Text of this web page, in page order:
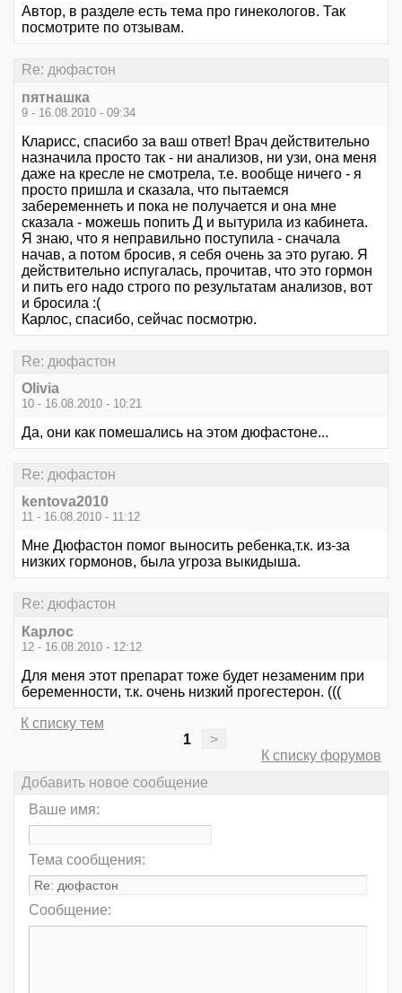
Автор, в разделе есть тема про гинекологов. Так
посмотрите по отзывам.
Re: дюфастон
пятнашка
9 - 16.08.2010 - 09:34
Кларисс, спасибо за ваш ответ! Врач действительно
назначила просто так - ни анализов, ни узи, она меня
даже на кресле не смотрела, т.е. вообще ничего - я
просто пришла и сказала, что пытаемся
забеременнеть и пока не получается и она мне
сказала - можешь попить Д и вытурила из кабинета.
Я знаю, что я неправильно поступила - сначала
начав, а потом бросив, я себя очень за это ругаю. Я
действительно испугалась, прочитав, что это гормон
и пить его надо строго по результатам анализов, вот
и бросила :(
Карлос, спасибо, сейчас посмотрю.
Re: дюфастон
Olivia
10 - 16.08.2010 - 10:21
Да, они как помешались на этом дюфастоне...
Re: дюфастон
kentova2010
11 - 16.08.2010 - 11:12
Мне Дюфастон помог выносить ребенка,т.к. из-за
низких гормонов, была угроза выкидыша.
Re: дюфастон
Карлос
12 - 16.08.2010 - 12:12
Для меня этот препарат тоже будет незаменим при
беременности, т.к. очень низкий прогестерон. (((
К списку тем
1
>
К списку форумов
Добавить новое сообщение
Ваше имя:
Тема сообщения:
Сообщение: